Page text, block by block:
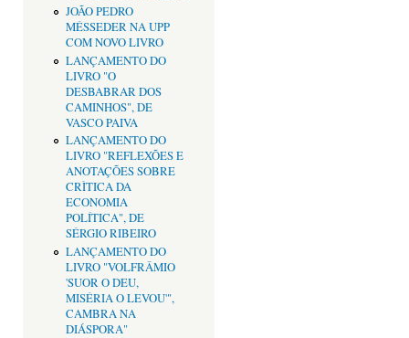
JOÃO PEDRO
MÉSSEDER NA UPP
COM NOVO LIVRO
LANÇAMENTO DO
LIVRO "O
DESBABRAR DOS
CAMINHOS", DE
VASCO PAIVA
LANÇAMENTO DO
LIVRO "REFLEXÕES E
ANOTAÇÕES SOBRE
CRÌTICA DA
ECONOMIA
POLÍTICA", DE
SÉRGIO RIBEIRO
LANÇAMENTO DO
LIVRO "VOLFRÂMIO
'SUOR O DEU,
MISÉRIA O LEVOU'",
CAMBRA NA
DIÁSPORA"